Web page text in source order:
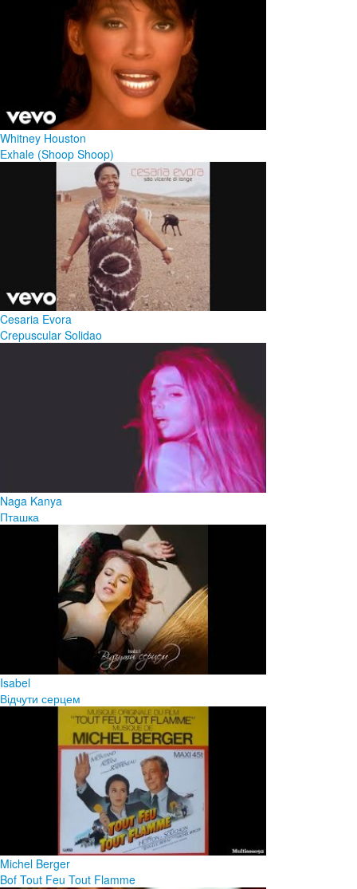
Whitney Houston
Exhale (Shoop Shoop)
Cesaria Evora
Crepuscular Solidao
Naga Kanya
Пташка
Isabel
Відчути серцем
Michel Berger
Bof Tout Feu Tout Flamme